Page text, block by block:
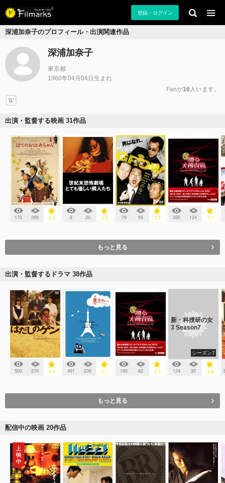
登録・ログイン
深浦加奈子のプロフィール・出演関連作品
深浦加奈子
東京都
1960年04月04日生まれ
Fanが16 人います。
出演・監督する映画 31作品
175 269 3.3 8 20 2.9 79 95 3.2 395 124 3.1
もっと見る
出演・監督するドラマ 38作品
500 270 4.0 491 239 3.7 180 82 3.5
新・科捜研の女
3 Season7
シーズン7
124 30 3.6
もっと見る
配信中の映画 20作品